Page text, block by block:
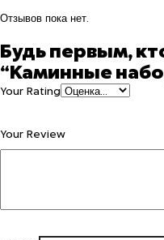
Отзывов пока нет.
Будь первым,
“Каминные
Your Rating
Your Review